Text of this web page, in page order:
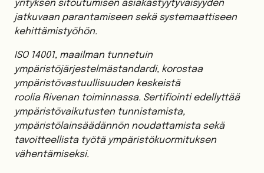
yrityksen sitoutumisen asiakastyytyväisyyden
jatkuvaan parantamiseen sekä systemaattiseen
kehittämistyöhön.
ISO 14001, maailman tunnetuin
ympäristöjärjestelmästandardi, korostaa
ympäristövastuullisuuden keskeistä
roolia Rivenan toiminnassa. Sertifiointi edellyttää
ympäristövaikutusten tunnistamista,
ympäristölainsäädännön noudattamista sekä
tavoitteellista työtä ympäristökuormituksen
vähentämiseksi.